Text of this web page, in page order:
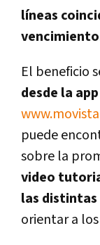
lí­neas
vencimiento
El beneficio
desde la
puede
sobre la
video
las
orientar a